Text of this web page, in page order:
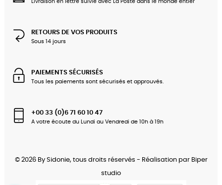
RETOURS DE VOS PRODUITS
Sous 14 jours
PAIEMENTS SÉCURISÉS
Tous les paiements sont sécurisés et approuvés.
+00 33 (0)6 71 60 10 47
A votre écoute du Lundi au Vendredi de 10h à 19h
© 2026 By Sidonie, tous droits réservés - Réalisation par Biper
studio